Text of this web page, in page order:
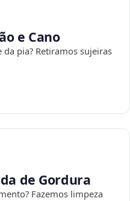
e Cano
pia? Retiramos sujeiras
de Gordura
Fazemos limpeza